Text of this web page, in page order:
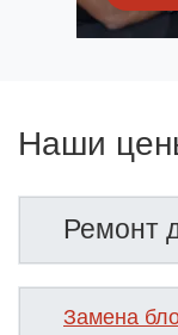
Наши
Ремонт
Замена